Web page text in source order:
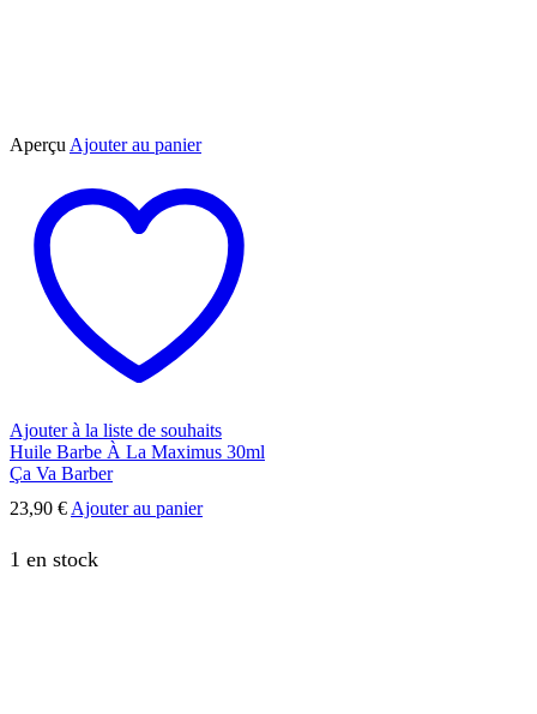
Aperçu Ajouter au panier
Ajouter à la liste de souhaits
Huile Barbe À La Maximus 30ml
Ça Va Barber
23,90 € Ajouter au panier
1 en stock